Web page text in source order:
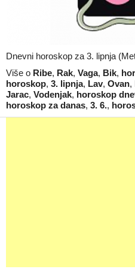
Dnevni horoskop za 3. lipnja
Više o Ribe, Rak, Vaga, Bik,
horoskop, 3. lipnja, Lav, Ovan,
Jarac, Vodenjak, horoskop
horoskop za danas, 3. 6.,